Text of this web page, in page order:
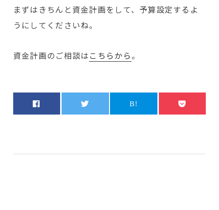
まずはきちんと資金計画をして、予算設定するよ
うにしてくださいね。
資金計画のご相談は こちらから。